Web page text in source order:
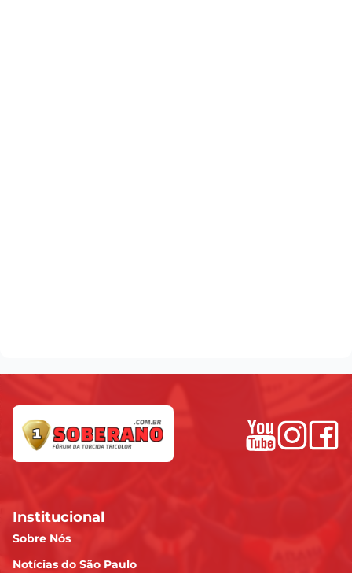
Institucional
Sobre Nós
Notícias do São Paulo